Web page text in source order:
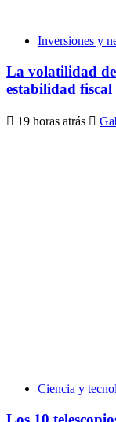
Inversiones y
La volatilidad de
estabilidad
19 horas atrás
Ciencia y